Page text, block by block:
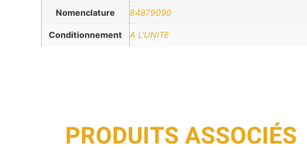
Nomenclature 84879090
Conditionnement A L'UNITE
PRODUITS ASSOCIÉS